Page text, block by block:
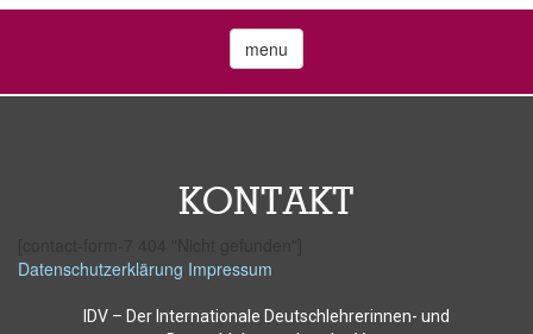
menu
KONTAKT
Datenschutzerklärung Impressum
IDV – Der Internationale Deutschlehrerinnen- und